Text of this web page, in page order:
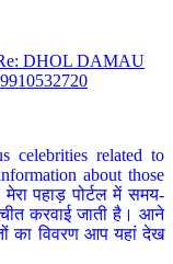
DHOL DAMAU
celebrities related to
about those
पहाड़ पोर्टल में समय-
करवाई जाती है। आने
का विवरण आप यहां देख